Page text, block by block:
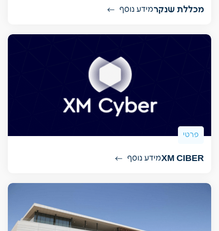
מכללת שנקרמידע נוסף
פרטי
XM CIBERמידע נוסף